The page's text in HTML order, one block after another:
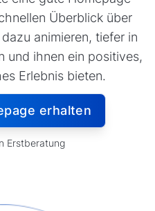
Überblick über
animieren, tiefer in
und ihnen ein positives,
Erlebnis bieten.
erhalten
Erstberatung